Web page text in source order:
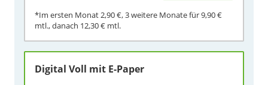
*Im ersten Monat2,90 €, 3 weitere Monate für9,90 €
mtl., danach 12,30 € mtl.
Digital Voll mit E-Paper